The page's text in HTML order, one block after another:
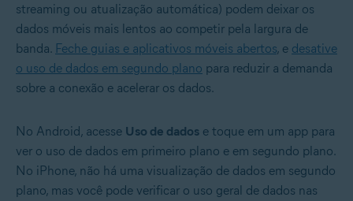
streaming ou atualização automática) podem deixar os
dados móveis mais lentos ao competir pela largura de
banda. Feche guias e aplicativos móveis abertos, e desative
o uso de dados em segundo plano para reduzir a demanda
sobre a conexão e acelerar os dados.
No Android, acesse Uso de dados e toque em um app para
ver o uso de dados em primeiro plano e em segundo plano.
No iPhone, não há uma visualização de dados em segundo
plano, mas você pode verificar o uso geral de dados nas